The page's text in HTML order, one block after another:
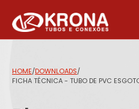
HOME/DOWNLOADS/
FICHA TÉCNICA - TUBO DE PVC